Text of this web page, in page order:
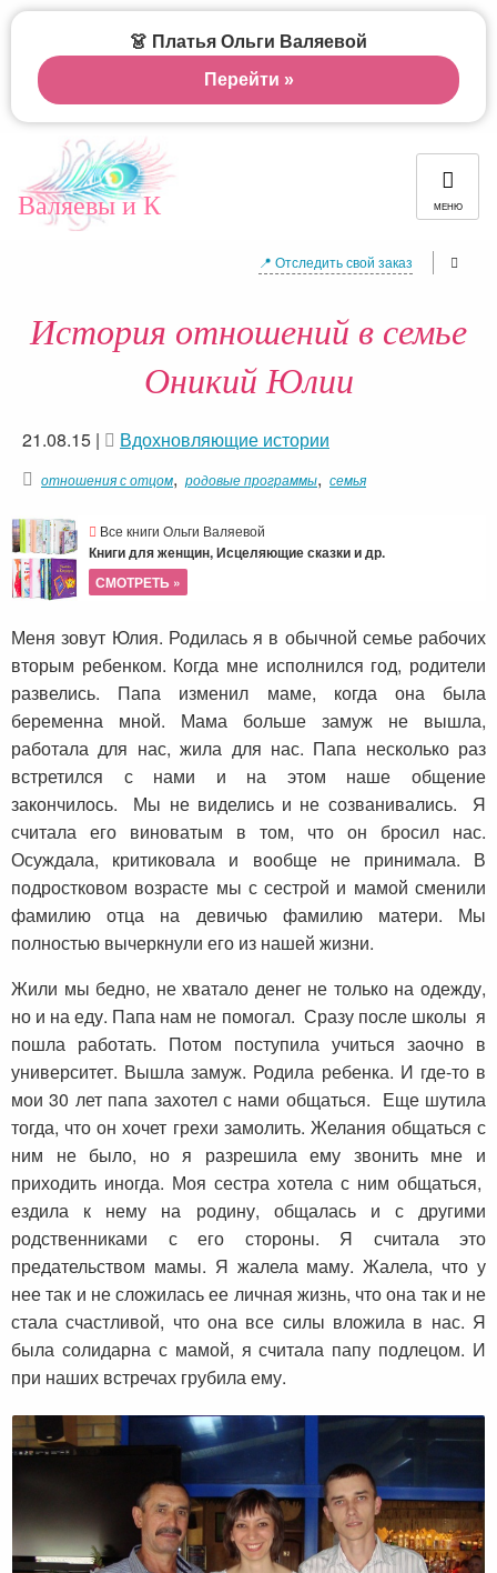
Валяевы и К МЕНЮ
📍 Отследить свой заказ
История отношений в семье
Оникий Юлии
21.08.15 | Вдохновляющие истории
отношения с отцом, родовые программы, семья
Все книги Ольги Валяевой
Книги для женщин, Исцеляющие сказки и др.
СМОТРЕТЬ »
Меня зовут Юлия. Родилась я в обычной семье рабочих
вторым ребенком. Когда мне исполнился год, родители
развелись. Папа изменил маме, когда она была
беременна мной. Мама больше замуж не вышла,
работала для нас, жила для нас. Папа несколько раз
встретился с нами и на этом наше общение
закончилось. Мы не виделись и не созванивались. Я
считала его виноватым в том, что он бросил нас.
Осуждала, критиковала и вообще не принимала. В
подростковом возрасте мы с сестрой и мамой сменили
фамилию отца на девичью фамилию матери. Мы
полностью вычеркнули его из нашей жизни.
Жили мы бедно, не хватало денег не только на одежду,
но и на еду. Папа нам не помогал. Сразу после школы я
пошла работать. Потом поступила учиться заочно в
университет. Вышла замуж. Родила ребенка. И где-то в
мои 30 лет папа захотел с нами общаться. Еще шутила
тогда, что он хочет грехи замолить. Желания общаться с
ним не было, но я разрешила ему звонить мне и
приходить иногда. Моя сестра хотела с ним общаться,
ездила к нему на родину, общалась и с другими
родственниками с его стороны. Я считала это
предательством мамы. Я жалела маму. Жалела, что у
нее так и не сложилась ее личная жизнь, что она так и не
стала счастливой, что она все силы вложила в нас. Я
была солидарна с мамой, я считала папу подлецом. И
при наших встречах грубила ему.
👗 Платья Ольги Валяевой
Перейти »